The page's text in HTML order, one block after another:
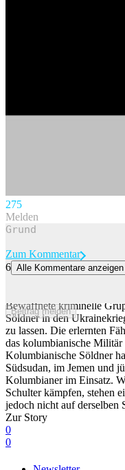
275
Melden
Beitrag melden
Zum Kommentar
6 Alle Kommentare anzeigen
Bewaffnete kriminelle
Söldner in den
zu lassen. Die erlernten
das kolumbianische Militär
Kolumbianische Söldner
Südsudan, im Jemen und
Kolumbianer im Einsatz.
Schulter kämpfen, stehen
jedoch nicht auf derselben
Zur Story
0
0